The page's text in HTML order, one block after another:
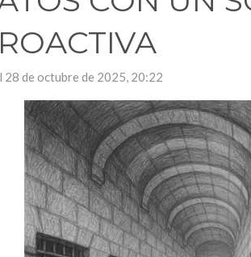
28 de octubre de 2025, 20:22